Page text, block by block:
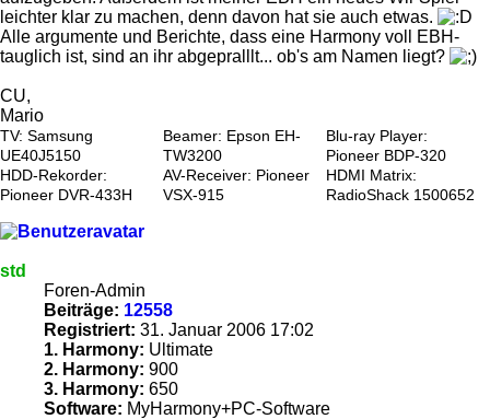
leichter klar zu machen, denn davon hat sie auch etwas.
Alle argumente und Berichte, dass eine Harmony voll EBH-
tauglich ist, sind an ihr abgepralllt... ob's am Namen liegt?
CU,
Mario
TV: Samsung
UE40J5150
Beamer: Epson EH-
TW3200
Blu-ray Player:
Pioneer BDP-320
HDD-Rekorder:
Pioneer DVR-433H
AV-Receiver: Pioneer
VSX-915
HDMI Matrix:
RadioShack 1500652
std
Foren-Admin
Beiträge: 12558
Registriert: 31. Januar 2006 17:02
1. Harmony: Ultimate
2. Harmony: 900
3. Harmony: 650
Software: MyHarmony+PC-Software